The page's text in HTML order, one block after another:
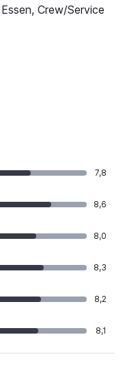
Crew/Service
7,8
8,6
8,0
8,3
8,2
8,1